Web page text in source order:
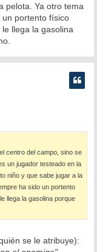
pelota. Ya otro tema
portento físico
llega la gasolina
centro del campo, sino se
un jugador testeado en la
niño y que sabe jugar a la
ha sido un portento
llega la gasolina porque
se le atribuye):